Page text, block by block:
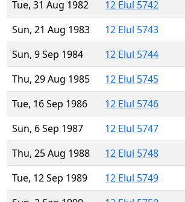
Tue, 31 Aug 1982
12 Elul 5742
Sun, 21 Aug 1983
12 Elul 5743
Sun, 9 Sep 1984
12 Elul 5744
Thu, 29 Aug 1985
12 Elul 5745
Tue, 16 Sep 1986
12 Elul 5746
Sun, 6 Sep 1987
12 Elul 5747
Thu, 25 Aug 1988
12 Elul 5748
Tue, 12 Sep 1989
12 Elul 5749